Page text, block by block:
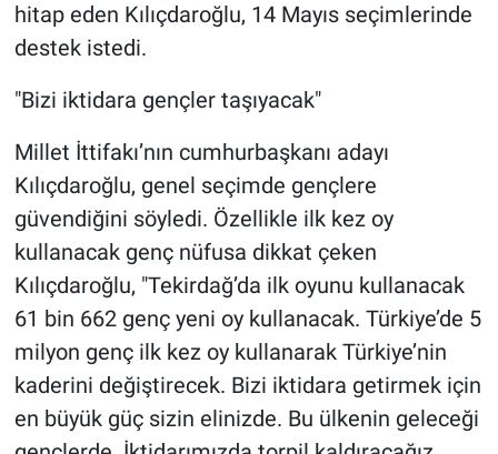
hitap eden Kılıçdaroğlu, 14 Mayıs seçimlerinde
destek istedi.
"Bizi iktidara gençler taşıyacak"
Millet İttifakı’nın cumhurbaşkanı adayı
Kılıçdaroğlu, genel seçimde gençlere
güvendiğini söyledi. Özellikle ilk kez oy
kullanacak genç nüfusa dikkat çeken
Kılıçdaroğlu, "Tekirdağ’da ilk oyunu kullanacak
61 bin 662 genç yeni oy kullanacak. Türkiye’de 5
milyon genç ilk kez oy kullanarak Türkiye’nin
kaderini değiştirecek. Bizi iktidara getirmek için
en büyük güç sizin elinizde. Bu ülkenin geleceği